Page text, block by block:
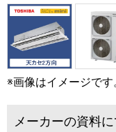
※画像はイメージです
メーカーの資料